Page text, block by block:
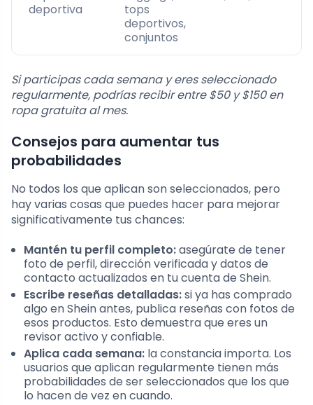
deportiva
tops
deportivos,
conjuntos
Si participas cada semana y eres seleccionado
regularmente, podrías recibir entre $50 y $150 en
ropa gratuita al mes.
Consejos para aumentar tus
probabilidades
No todos los que aplican son seleccionados, pero
hay varias cosas que puedes hacer para mejorar
significativamente tus chances:
Mantén tu perfil completo:asegúrate de tener
foto de perfil, dirección verificada y datos de
contacto actualizados en tu cuenta de Shein.
Escribe reseñas detalladas:si ya has comprado
algo en Shein antes, publica reseñas con fotos de
esos productos. Esto demuestra que eres un
revisor activo y confiable.
Aplica cada semana: la constancia importa. Los
usuarios que aplican regularmente tienen más
probabilidades de ser seleccionados que los que
lo hacen de vez en cuando.